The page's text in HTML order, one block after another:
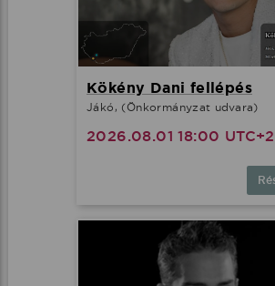
Kökény Dani fellépés
Jákó, (Önkormányzat udvara)
2026.08.01 18:00 UTC+2